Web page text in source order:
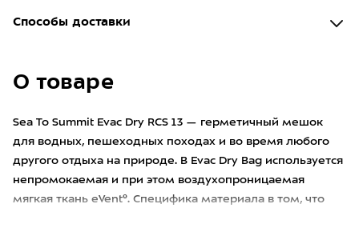
Способы доставки
О товаре
Sea To Summit Evac Dry RCS 13 — герметичный мешок
для водных, пешеходных походах и во время любого
другого отдыха на природе. В Evac Dry Bag используется
непромокаемая и при этом воздухопроницаемая
мягкая ткань eVent®. Специфика материала в том, что